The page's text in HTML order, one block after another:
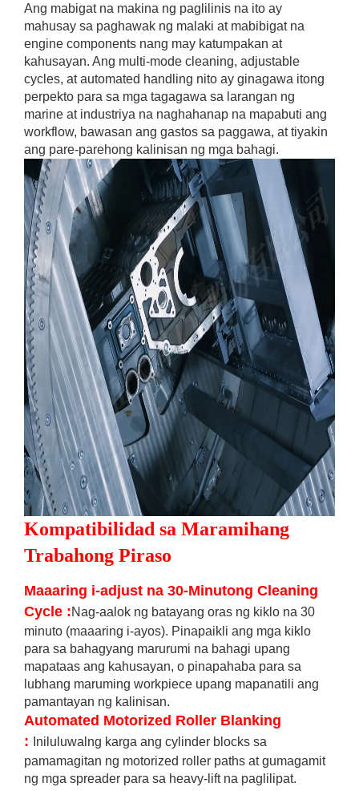
Ang mabigat na makina ng paglilinis na ito ay
mahusay sa paghawak ng malaki at mabibigat na
engine components nang may katumpakan at
kahusayan. Ang multi-mode cleaning, adjustable
cycles, at automated handling nito ay ginagawa itong
perpekto para sa mga tagagawa sa larangan ng
marine at industriya na naghahanap na mapabuti ang
workflow, bawasan ang gastos sa paggawa, at tiyakin
ang pare-parehong kalinisan ng mga bahagi.
Kompatibilidad sa Maramihang
Trabahong Piraso
Maaaring i-adjust na 30-Minutong Cleaning
Cycle :Nag-aalok ng batayang oras ng kiklo na 30
minuto (maaaring i-ayos). Pinapaikli ang mga kiklo
para sa bahagyang marurumi na bahagi upang
mapataas ang kahusayan, o pinapahaba para sa
lubhang maruming workpiece upang mapanatili ang
pamantayan ng kalinisan.
Automated Motorized Roller Blanking
:
Iniluluwalng karga ang cylinder blocks sa
pamamagitan ng motorized roller paths at gumagamit
ng mga spreader para sa heavy-lift na paglilipat.